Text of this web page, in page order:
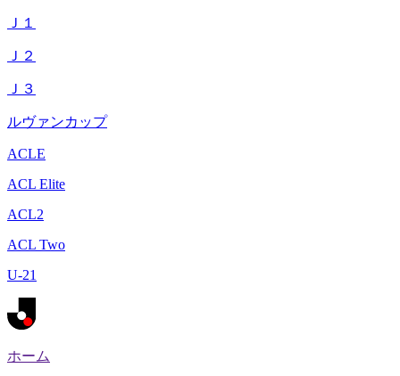
Ｊ１
Ｊ２
Ｊ３
ルヴァンカップ
ACLE
ACL Elite
ACL2
ACL Two
U-21
ホーム